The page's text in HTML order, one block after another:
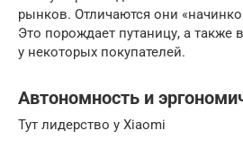
рынков. Отличаются они
Это порождает путаницу, а
у некоторых покупателей.
Автономность и
Тут лидерство у Xiaomi